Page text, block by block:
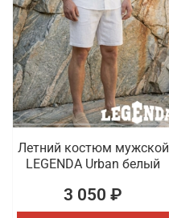
Летний костюм мужской
LEGENDA Urban белый
3 050 ₽